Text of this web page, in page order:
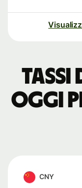
Tassi
oggi
CNY